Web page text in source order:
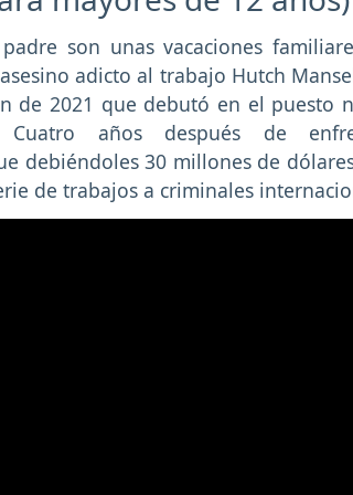
son unas vacaciones
adicto al trabajo Hutch
de 2021 que debutó en el puesto
años después de
debiéndoles 30 millones de
de trabajos a criminales